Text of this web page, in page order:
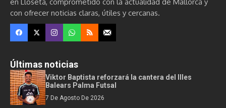
en Lloseta, comprometido con la actualidad de Mallorca y
con ofrecer noticias claras, útiles y cercanas.
Últimas noticias
Viktor Baptista reforzará la cantera del Illes
Balears Palma Futsal
7 De Agosto De 2026